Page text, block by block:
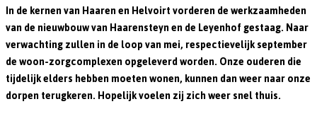
In de kernen van Haaren en Helvoirt vorderen de werkzaamheden
van de nieuwbouw van Haarensteyn en de Leyenhof gestaag. Naar
verwachting zullen in de loop van mei, respectievelijk september
de woon-zorgcomplexen opgeleverd worden. Onze ouderen die
tijdelijk elders hebben moeten wonen, kunnen dan weer naar onze
dorpen terugkeren. Hopelijk voelen zij zich weer snel thuis.